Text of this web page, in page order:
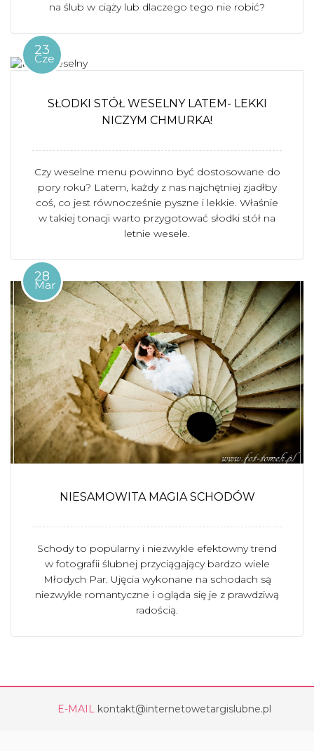
na ślub w ciąży lub dlaczego tego nie robić?
23
Cze
SŁODKI STÓŁ WESELNY LATEM- LEKKI
NICZYM CHMURKA!
Czy weselne menu powinno być dostosowane do
pory roku? Latem, każdy z nas najchętniej zjadłby
coś, co jest równocześnie pyszne i lekkie. Właśnie
w takiej tonacji warto przygotować słodki stół na
letnie wesele.
28
Mar
NIESAMOWITA MAGIA SCHODÓW
Schody to popularny i niezwykle efektowny trend
w fotografii ślubnej przyciągający bardzo wiele
Młodych Par. Ujęcia wykonane na schodach są
niezwykle romantyczne i ogląda się je z prawdziwą
radością.
E-MAIL kontakt@internetowetargislubne.pl